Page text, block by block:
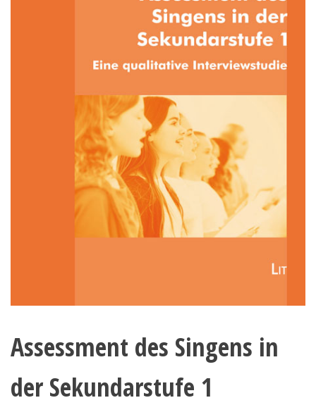
Assessment des Singens in
der Sekundarstufe 1